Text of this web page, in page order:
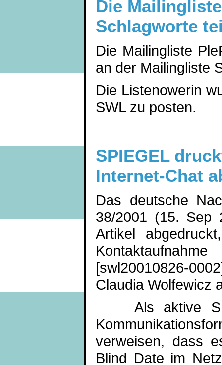
Die
Schlagworte
Die Mailingliste
an der Mailingliste
Die Listenowerin
SWL zu posten.
SPIEGEL
Internet-Chat
Das deutsche
38/2001 (15. Sep
Artikel
[swl20010826-
Claudia Wolfewicz
Als aktive
verweisen, dass
Blind Date im